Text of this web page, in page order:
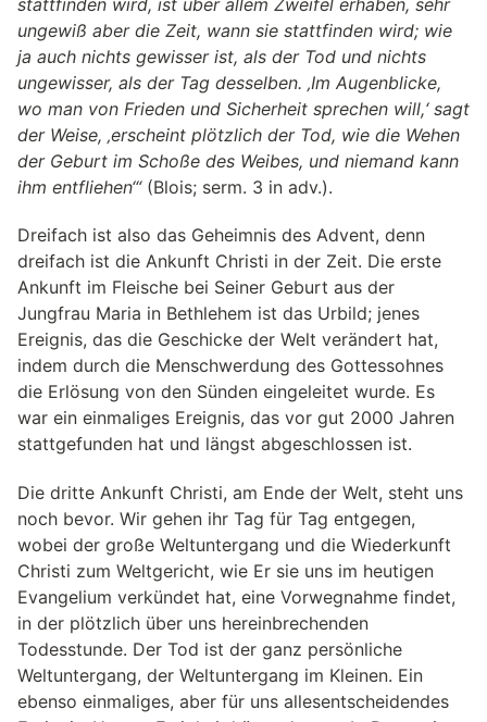
ungewiß aber die Zeit, wann sie stattfinden wird; wie
ja auch nichts gewisser ist, als der Tod und nichts
ungewisser, als der Tag desselben. ‚Im Augenblicke,
wo man von Frieden und Sicherheit sprechen will,‘ sagt
der Weise, ‚erscheint plötzlich der Tod, wie die Wehen
der Geburt im Schoße des Weibes, und niemand kann
ihm entfliehen‘“(Blois; serm. 3 in adv.).
Dreifach ist also das Geheimnis des Advent, denn
dreifach ist die Ankunft Christi in der Zeit. Die erste
Ankunft im Fleische bei Seiner Geburt aus der
Jungfrau Maria in Bethlehem ist das Urbild; jenes
Ereignis, das die Geschicke der Welt verändert hat,
indem durch die Menschwerdung des Gottessohnes
die Erlösung von den Sünden eingeleitet wurde. Es
war ein einmaliges Ereignis, das vor gut 2000 Jahren
stattgefunden hat und längst abgeschlossen ist.
Die dritte Ankunft Christi, am Ende der Welt, steht uns
noch bevor. Wir gehen ihr Tag für Tag entgegen,
wobei der große Weltuntergang und die Wiederkunft
Christi zum Weltgericht, wie Er sie uns im heutigen
Evangelium verkündet hat, eine Vorwegnahme findet,
in der plötzlich über uns hereinbrechenden
Todesstunde. Der Tod ist der ganz persönliche
Weltuntergang, der Weltuntergang im Kleinen. Ein
ebenso einmaliges, aber für uns allesentscheidendes